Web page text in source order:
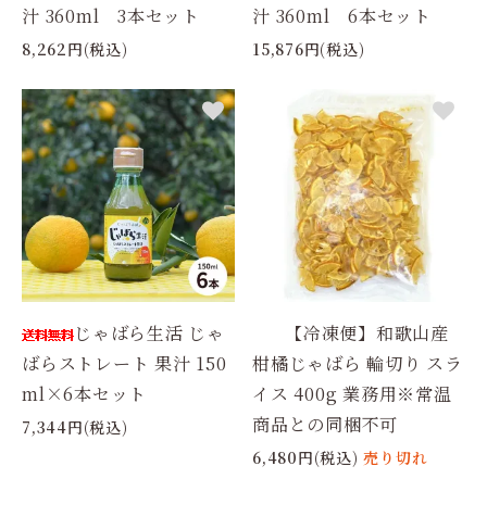
汁 360ml 3本セット
8,262円(税込)
汁 360ml 6本セット
15,876円(税込)
じゃばら生活 じゃ
ばらストレート 果汁 150
ml×6本セット
7,344円(税込)
【冷凍便】和歌山産
柑橘じゃばら 輪切り スラ
イス 400g 業務用※常温
商品との同梱不可
6,480円(税込)売り切れ